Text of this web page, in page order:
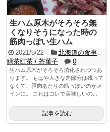
生ハム原木がそろそろ無
くなりそうになった時の
筋肉っぽい生ハム
2021/5/22 北海道の食事,
緑茶紅茶 / 茶菓子
0
生ハム原木がそろそろ消化されつつあ
ります。 もはや大きな肉部分は残って
なくて、脛肉あたりの筋っぽいのがメ
インに。 これはコレで美味しいの...
記事を読む